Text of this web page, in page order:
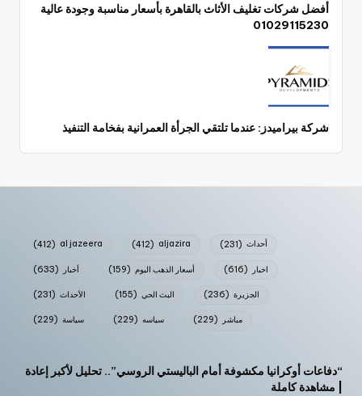
أفضل شركات تغليف الأثاث بالقاهرة بأسعار مناسبة وجودة عالية
01029115230
شركة بيراميدز: عندما تلتقي الجرأة العمرانية بفخامة التنفيذ
al jazeera
(412) aljazira
(412) أحداث (231)
أخبار (633) أسعار الذهب اليوم (159) اخبار (616)
الأحداث (231) البث الحي (155) الجزيرة (236)
سياسة (229) سياسه (229) مباشر (229)
“دفاعات أوكرانيا مكشوفة أمام الباليستي الروسي”.. تحليل لأكبر إعادة
| مشاهدة كاملة